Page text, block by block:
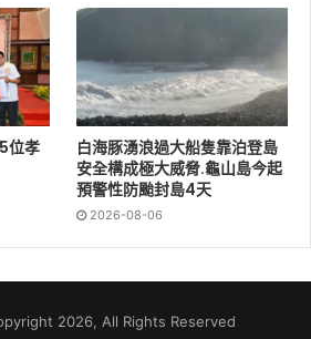
位孝
白海豚湧浪過大船隻靠泊登島
安全構成極大威脅.龜山島今起
預警性防颱封島4天
2026-08-06
2026, All Rights Reserved